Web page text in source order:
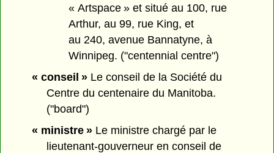
« Artspace » et situé au 100, rue
Arthur, au 99, rue King, et
au 240, avenue Bannatyne, à
Winnipeg. ("centennial centre")
« conseil »Le conseil de la Société du
Centre du centenaire du Manitoba.
("board")
« ministre » Le ministre chargé par le
lieutenant-gouverneur en conseil de